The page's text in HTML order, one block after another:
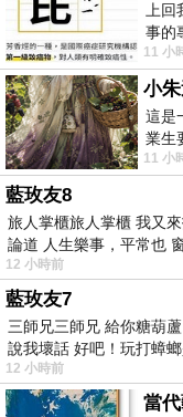
上
事的
是只
11 小
這是
業生
情況
11 小
藍玫友8
旅人掌櫃旅人掌櫃 我又
論道 人生樂事，平常也
12 小時前
藍玫友7
三師兄三師兄 給你糖葫
說我壞話 好吧！玩打蟑
12 小時前